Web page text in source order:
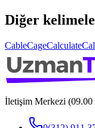
Diğer
CableCageCalculate
İletişim Merkezi (09.00